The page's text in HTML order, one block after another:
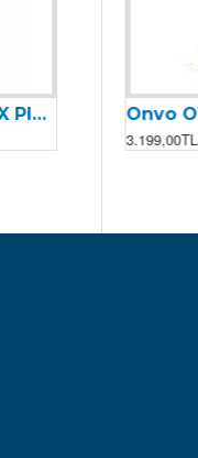
Onvo OV-012 X Plus Far Korna Kontrolcüsü (2025)
3.199,00TL